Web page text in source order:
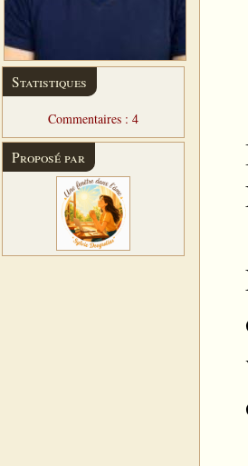
Statistiques
Commentaires : 4
Proposé par